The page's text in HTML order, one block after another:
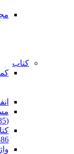
کتاب
(1385-1352)